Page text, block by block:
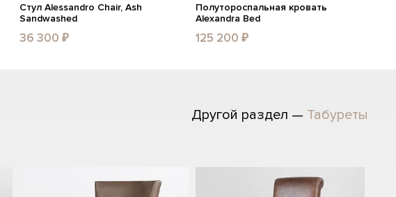
Стул Alessandro Chair, Ash
Sandwashed
36 300 ₽
Полутороспальная кровать
Alexandra Bed
125 200 ₽
Другой раздел — Табуреты